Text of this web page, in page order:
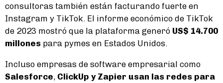
consultoras también están facturando fuerte en
Instagram y TikTok. El informe económico de TikTok
de 2023 mostró que la plataforma generó US$ 14.700
millones para pymes en Estados Unidos.
Incluso empresas de software empresarial como
Salesforce, ClickUp y Zapier usan las redes para